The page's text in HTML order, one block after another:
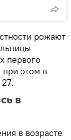
рожают
первого
при этом в
в
в возрасте